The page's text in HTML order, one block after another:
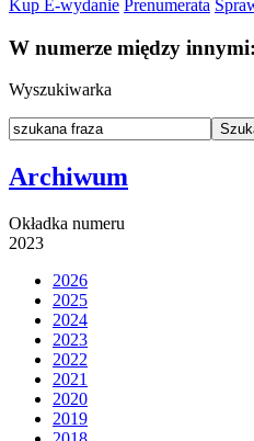
Kup E-wydanie Prenumerata
W numerze między innymi:
Wyszukiwarka
Archiwum
Okładka numeru
2023
2026
2025
2024
2023
2022
2021
2020
2019